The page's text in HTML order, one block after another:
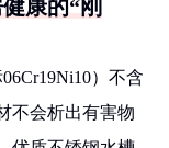
康的“刚
）不含
不会析出有害物